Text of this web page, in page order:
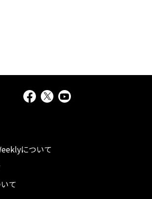
について
て